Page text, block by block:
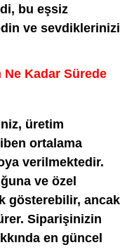
bu eşsiz
ve sevdiklerinizi
Kadar Sürede
üretim
ortalama
verilmektedir.
ve özel
gösterebilir, ancak
Siparişinizin
en güncel